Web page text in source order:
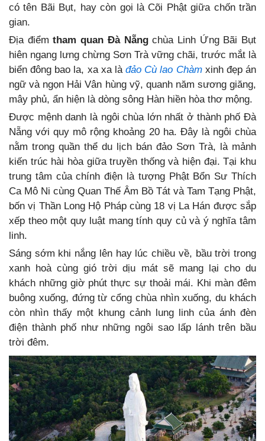
có tên Bãi Bụt, hay còn gọi là Cõi Phật giữa chốn trần
gian.
Địa điểmtham quan Đà Nẵngchùa Linh Ứng Bãi Bụt
hiên ngang lưng chừng Sơn Trà vững chãi, trước mắt là
biển đông bao la, xa xa làđảo Cù lao Chàmxinh đẹp án
ngữ và ngọn Hải Vân hùng vỹ, quanh năm sương giăng,
mây phủ, ẩn hiện là dòng sông Hàn hiền hòa thơ mộng.
Được mệnh danh là ngôi chùa lớn nhất ở thành phố Đà
Nẵng với quy mô rộng khoảng 20 ha. Đây là ngôi chùa
nằm trong quần thể du lịch bán đảo Sơn Trà, là mảnh
kiến trúc hài hòa giữa truyền thống và hiện đại. Tại khu
trung tâm của chính điện là tượng Phật Bổn Sư Thích
Ca Mô Ni cùng Quan Thế Âm Bồ Tát và Tam Tạng Phật,
bốn vị Thần Long Hộ Pháp cùng 18 vị La Hán được sắp
xếp theo một quy luật mang tính quy củ và ý nghĩa tâm
linh.
Sáng sớm khi nắng lên hay lúc chiều về, bầu trời trong
xanh hoà cùng gió trời dịu mát sẽ mang lại cho du
khách những giờ phút thực sự thoải mái. Khi màn đêm
buông xuống, đứng từ cổng chùa nhìn xuống, du khách
còn nhìn thấy một khung cảnh lung linh của ánh đèn
điện thành phố như những ngôi sao lấp lánh trên bầu
trời đêm.